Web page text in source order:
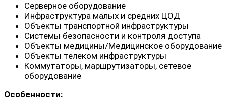
Серверное оборудование
Инфраструктура малых и средних ЦОД
Объекты транспортной инфраструктуры
Системы безопасности и контроля доступа
Объекты медицины/Медицинское оборудование
Объекты телеком инфраструктуры
Коммутаторы, маршрутизаторы, сетевое
оборудование
Особенности: